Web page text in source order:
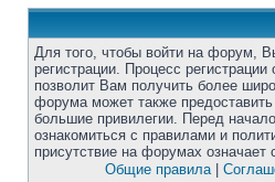
Для того, чтобы войти на форум,
регистрации. Процесс
позволит Вам получить более
форума может также
большие привилегии. Перед
ознакомиться с правилами и
присутствие на форумах означает
Общие правила|